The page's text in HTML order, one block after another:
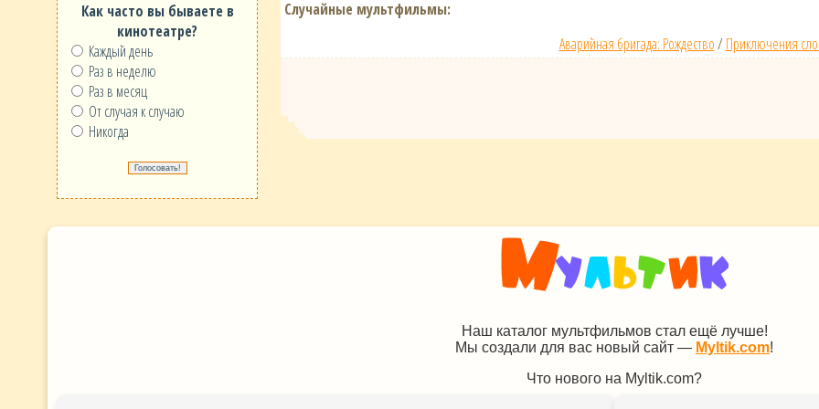
Как часто вы бываете в
кинотеатре?
Каждый день
Раз в неделю
Раз в месяц
От случая к случаю
Никогда
Случайные мультфильмы:
Аварийная бригада: Рождество/ Приключения
Наш каталог мультфильмов стал ещё лучше!
Мы создали для вас новый сайт — Myltik.com!
Что нового на Myltik.com?